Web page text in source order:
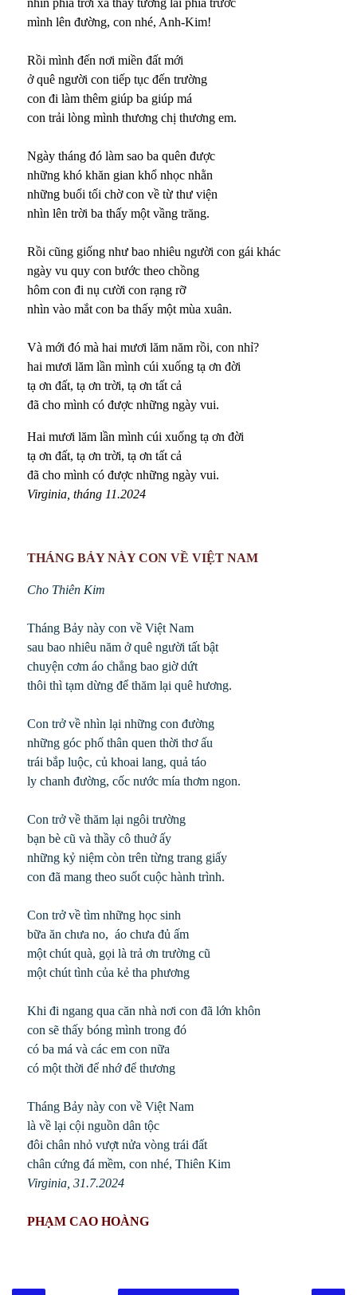
nhìn phía trời xa thấy tương lai phía trước
mình lên đường, con nhé, Anh-Kim!
Rồi mình đến nơi miền đất mới
ở quê người con tiếp tục đến trường
con đi làm thêm giúp ba giúp má
con trải lòng mình thương chị thương em.
Ngày tháng đó làm sao ba quên được
những khó khăn gian khổ nhọc nhằn
những buổi tối chờ con về từ thư viện
nhìn lên trời ba thấy một vầng trăng.
Rồi cũng giống như bao nhiêu người con gái khác
ngày vu quy con bước theo chồng
hôm con đi nụ cười con rạng rỡ
nhìn vào mắt con ba thấy một mùa xuân.
Và mới đó mà hai mươi lăm năm rồi, con nhỉ?
hai mươi lăm lần mình cúi xuống tạ ơn đời
tạ ơn đất, tạ ơn trời, tạ ơn tất cả
đã cho mình có được những ngày vui.
Hai mươi lăm lần mình cúi xuống tạ ơn đời
tạ ơn đất, tạ ơn trời, tạ ơn tất cả
đã cho mình có được những ngày vui.
Virginia, tháng 11.2024
THÁNG BẢY NÀY CON VỀ VIỆT NAM
Cho Thiên Kim
Tháng Bảy này con về Việt Nam
sau bao nhiêu năm ở quê người tất bật
chuyện cơm áo chẳng bao giờ dứt
thôi thì tạm dừng để thăm lại quê hương.
Con trở về nhìn lại những con đường
những góc phố thân quen thời thơ ấu
trái bắp luộc, củ khoai lang, quả táo
ly chanh đường, cốc nước mía thơm ngon.
Con trở về thăm lại ngôi trường
bạn bè cũ và thầy cô thuở ấy
những kỷ niệm còn trên từng trang giấy
con đã mang theo suốt cuộc hành trình.
Con trở về tìm những học sinh
bữa ăn chưa no, áo chưa đủ ấm
một chút quà, gọi là trả ơn trường cũ
một chút tình của kẻ tha phương
Khi đi ngang qua căn nhà nơi con đã lớn khôn
con sẽ thấy bóng mình trong đó
có ba má và các em con nữa
có một thời để nhớ để thương
Tháng Bảy này con về Việt Nam
là về lại cội nguồn dân tộc
đôi chân nhỏ vượt nửa vòng trái đất
chân cứng đá mềm, con nhé, Thiên Kim
Virginia, 31.7.2024
PHẠM CAO HOÀNG